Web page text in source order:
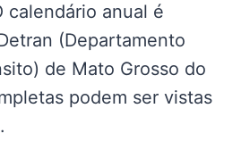
calendário anual é
(Departamento
de Mato Grosso do
podem ser vistas